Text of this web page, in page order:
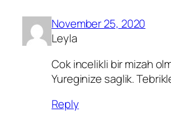
November 25, 2020
Leyla
Cok incelikli bir mizah
Yureginize saglik.
Reply